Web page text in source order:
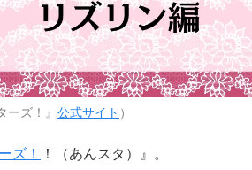
ーズ！』 公式サイト ）
ズ！ ！（あんスタ）』。